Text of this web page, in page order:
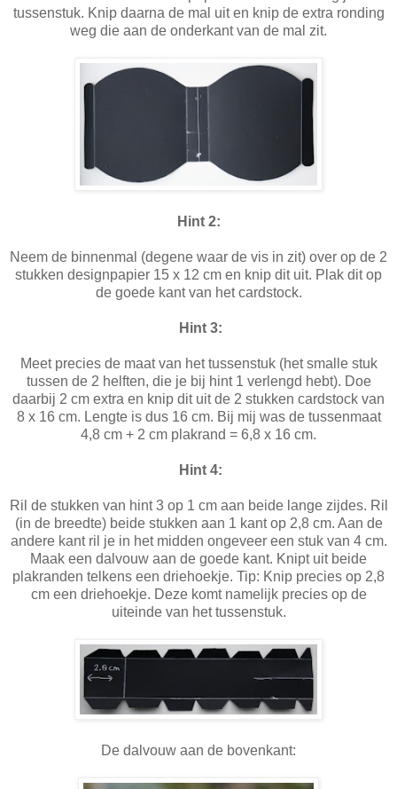
tussenstuk. Knip daarna de mal uit en knip de extra ronding
weg die aan de onderkant van de mal zit.
Hint 2:
Neem de binnenmal (degene waar de vis in zit) over op de 2
stukken designpapier 15 x 12 cm en knip dit uit. Plak dit op
de goede kant van het cardstock.
Hint 3:
Meet precies de maat van het tussenstuk (het smalle stuk
tussen de 2 helften, die je bij hint 1 verlengd hebt). Doe
daarbij 2 cm extra en knip dit uit de 2 stukken cardstock van
8 x 16 cm. Lengte is dus 16 cm. Bij mij was de tussenmaat
4,8 cm + 2 cm plakrand = 6,8 x 16 cm.
Hint 4:
Ril de stukken van hint 3 op 1 cm aan beide lange zijdes. Ril
(in de breedte) beide stukken aan 1 kant op 2,8 cm. Aan de
andere kant ril je in het midden ongeveer een stuk van 4 cm.
Maak een dalvouw aan de goede kant. Knipt uit beide
plakranden telkens een driehoekje. Tip: Knip precies op 2,8
cm een driehoekje. Deze komt namelijk precies op de
uiteinde van het tussenstuk.
De dalvouw aan de bovenkant: